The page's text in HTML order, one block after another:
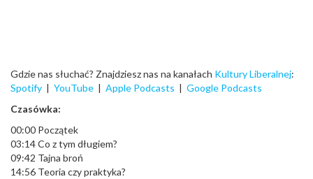
Gdzie nas słuchać? Znajdziesz nas na kanałach Kultury Liberalnej:
Spotify | YouTube | Apple Podcasts | Google Podcasts
Czasówka:
00:00 Początek
03:14 Co z tym długiem?
09:42 Tajna broń
14:56 Teoria czy praktyka?